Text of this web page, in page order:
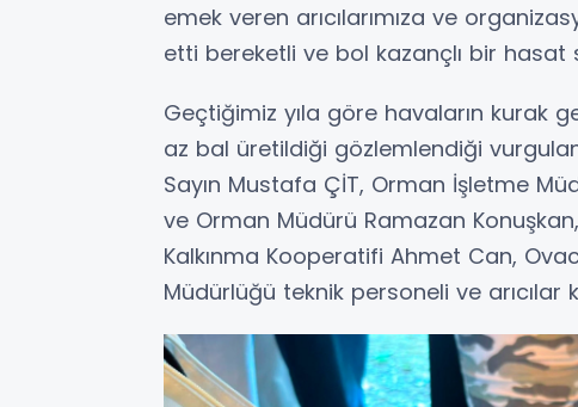
emek veren arıcılarımıza ve
etti bereketli ve bol kazançlı bir
Geçtiğimiz yıla göre havaların kurak
az bal üretildiği gözlemlendiği
Sayın Mustafa ÇİT, Orman İşletme
ve Orman Müdürü Ramazan Konuşkan,
Kalkınma Kooperatifi Ahmet Can,
Müdürlüğü teknik personeli ve arıcılar